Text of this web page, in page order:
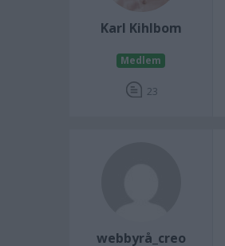
Karl Kihlbom
Medlem
23
webbyrå_creo